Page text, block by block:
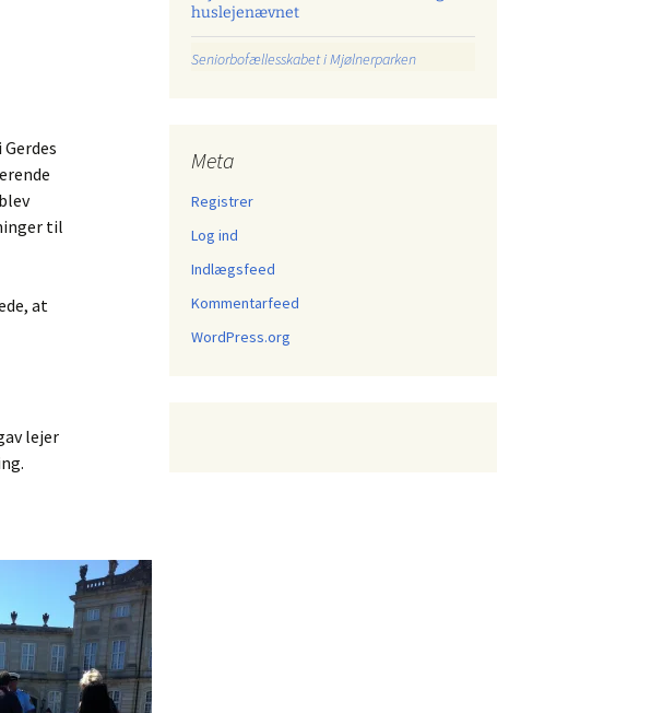
til
at
lejer
huslejenævnet
Seniorbofællesskabet i Mjølnerparken
Meta
Registrer
Log ind
Indlægsfeed
Kommentarfeed
WordPress.org